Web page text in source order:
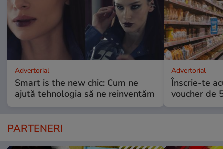
Advertorial
Smart is the new chic: Cum ne
ajută tehnologia să ne reinventăm
Advertorial
Înscrie-te
voucher de
PARTENERI